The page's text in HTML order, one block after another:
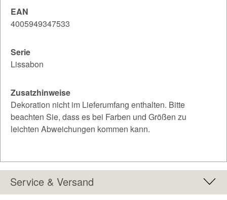
EAN
4005949347533
Serie
Lissabon
Zusatzhinweise
Dekoration nicht im Lieferumfang enthalten. Bitte
beachten Sie, dass es bei Farben und Größen zu
leichten Abweichungen kommen kann.
Service & Versand